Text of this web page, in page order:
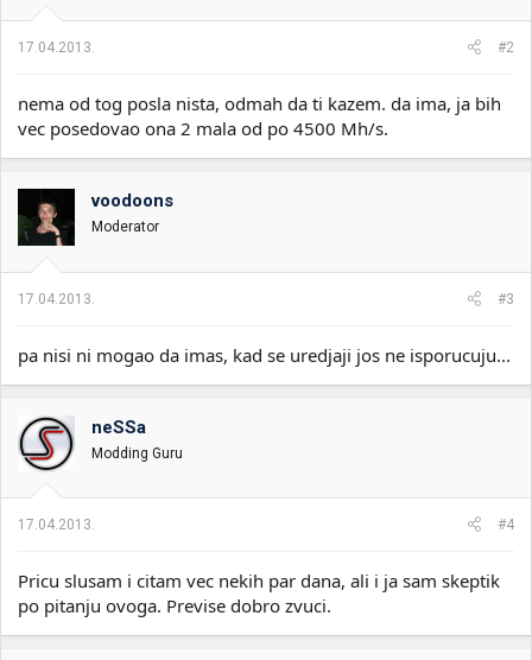
17.04.2013. #2
nema od tog posla nista, odmah da ti kazem. da ima, ja bih
vec posedovao ona 2 mala od po 4500 Mh/s.
voodoons
Moderator
17.04.2013. #3
pa nisi ni mogao da imas, kad se uredjaji jos ne isporucuju...
neSSa
Modding Guru
17.04.2013. #4
Pricu slusam i citam vec nekih par dana, ali i ja sam skeptik
po pitanju ovoga. Previse dobro zvuci.